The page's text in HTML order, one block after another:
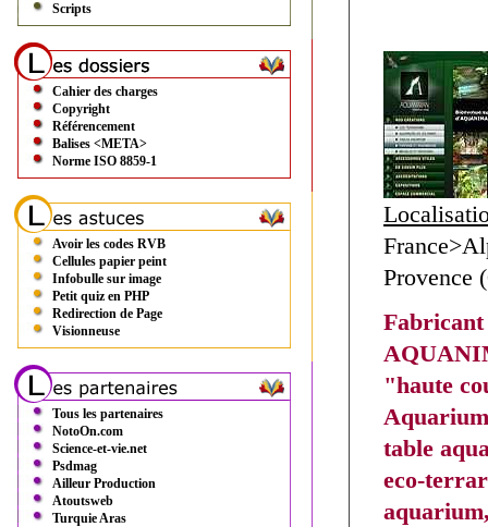
Scripts
Cahier des charges
Copyright
Référencement
Balises <META>
Norme ISO 8859-1
Avoir les codes RVB
Cellules papier peint
Infobulle sur image
Petit quiz en PHP
Redirection de Page
Visionneuse
Tous les partenaires
NotoOn.com
Science-et-vie.net
Psdmag
Ailleur Production
Atoutsweb
Turquie Aras
Provence
"haute
table
eco-